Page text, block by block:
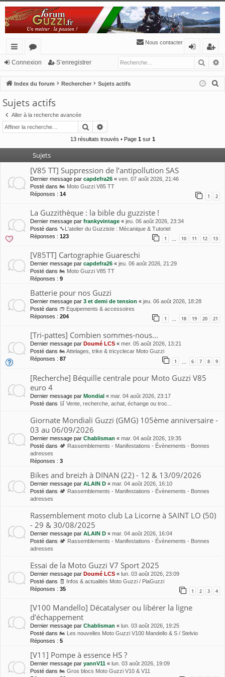
cc
ès
ra
pi
de
or
u
m
Nous contacter
n
ne
’e
nr
eg
Connexion S’enregistrer
Index du forum Rechercher Sujets actifs
c
Sujets actifs
Aller à la recherche avancée
Rechercher
13 résultats trouvés • Page 1sur 1
Sujets
[V85 TT] Suppression de l’antipollution SAS
Dernier message par capdefra26 « ven. 07 août 2026, 21:46
Posté dans 🏍 Moto Guzzi V85 TT
Réponses : 14 1 2
La Guzzithèque : la bible du guzziste !
Dernier message par frankyvintage « jeu. 06 août 2026, 23:34
Posté dans 🔧L'atelier du Guzziste : Mécanique & Tutoriel
Réponses : 123 1 … 10 11 12 13
[V85TT] Cartographie Guareschi
Dernier message par capdefra26 « jeu. 06 août 2026, 21:29
Posté dans 🏍 Moto Guzzi V85 TT
Réponses : 9
Batterie pour nos Guzzi
Dernier message par 3 et demi de tension « jeu. 06 août 2026, 18:28
Posté dans 👝 Equipements & accessoires
Réponses : 204 1 … 18 19 20 21
[Tri-pattes] Combien sommes-nous...
Dernier message par Doumé LCS « mer. 05 août 2026, 13:21
Posté dans 🏍 Attelages, trike & tricyclecar Moto Guzzi
Réponses : 87 1 6 7 8 9
[Recherche] Béquille centrale pour Moto Guzzi V85
euro 4
Dernier message par Mondial « mar. 04 août 2026, 23:17
Posté dans 🛒 Vente, recherche, achat, échange ou troc...
Giornate Mondiali Guzzi (GMG) 105ème anniversaire -
03 au 06/09/2026
Dernier message par Chablisman « mar. 04 août 2026, 19:35
Posté dans 🏕 Rassemblements - Manifestations - Évènements - Bonnes
adresses
Réponses : 3
Bikes and breizh à DINAN (22) - 12 & 13/09/2026
Dernier message par ALAIN D « mar. 04 août 2026, 16:10
Posté dans 🏕 Rassemblements - Manifestations - Évènements - Bonnes
adresses
Rassemblement moto club La Licorne à SAINT LO (50)
- 29 & 30/08/2025
Dernier message par ALAIN D « mar. 04 août 2026, 16:04
Posté dans 🏕 Rassemblements - Manifestations - Évènements - Bonnes
adresses
Essai de la Moto Guzzi V7 Sport 2025
Dernier message par Doumé LCS « lun. 03 août 2026, 23:09
Posté dans 🧾 Infos & actualités Moto Guzzi / PiaGuzzi
Réponses : 35 1 2 3 4
[V100 Mandello] Décatalyser ou libérer la ligne
d'échappement
Dernier message par Chablisman « lun. 03 août 2026, 19:25
Posté dans 🏍 Les nouvelles Moto Guzzi V100 Mandello & S / Stelvio
Réponses : 5
[V11] Pompe à essence HS ?
Dernier message par yannV11 « lun. 03 août 2026, 19:09
Posté dans 🏍 Gros blocs Moto Guzzi V10 & V11